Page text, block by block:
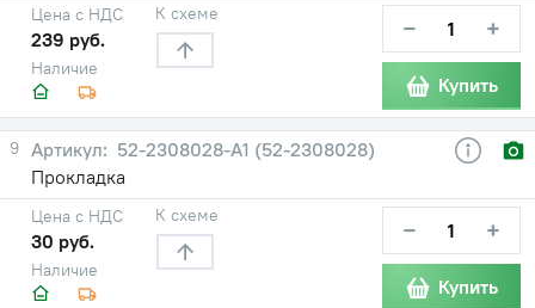
Наличие
Цена с НДС
239 руб.
К схеме − +
Купить
9
52-2308028-А1 (52-2308028)
Прокладка
Наличие
Цена с НДС
30 руб.
К схеме − +
Купить